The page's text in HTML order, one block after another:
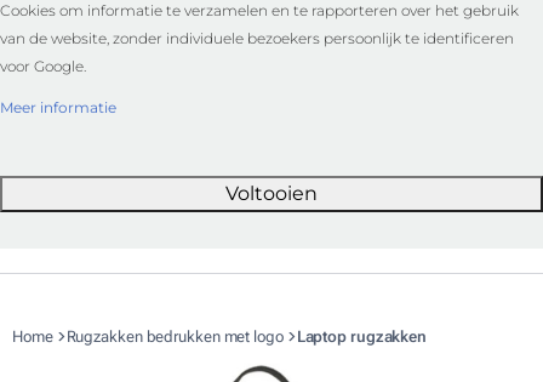
Cookies om informatie te verzamelen en te rapporteren over het gebruik
van de website, zonder individuele bezoekers persoonlijk te identificeren
voor Google.
Meer informatie
Voltooien
Home Rugzakken bedrukken met logo Laptop rugzakken